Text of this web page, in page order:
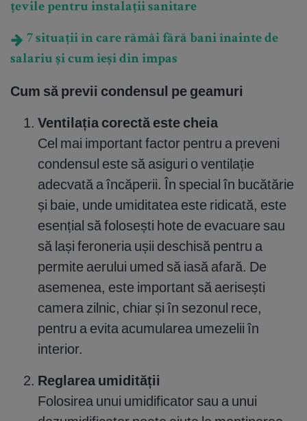
țevile pentru instalații sanitare
7 situații în care rămâi fără bani înainte de
salariu și cum ieși din impas
Cum să previi condensul pe geamuri
Ventilația corectă este cheia
Cel mai important factor pentru a preveni
condensul este să asiguri o ventilație
adecvată a încăperii. În special în bucătărie
și baie, unde umiditatea este ridicată, este
esențial să folosești hote de evacuare sau
să lași feroneria ușii deschisă pentru a
permite aerului umed să iasă afară. De
asemenea, este important să aerisești
camera zilnic, chiar și în sezonul rece,
pentru a evita acumularea umezelii în
interior.
Reglarea umidității
Folosirea unui umidificator sau a unui